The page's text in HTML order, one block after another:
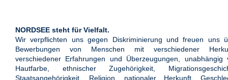
NORDSEE steht für Vielfalt.
Wir verpflichten uns gegen Diskriminierung und freuen uns
Bewerbungen von Menschen mit verschiedener
verschiedener Erfahrungen und Überzeugungen, unabhängig
Hautfarbe, ethnischer Zugehörigkeit,
Staatsangehörigkeit, Religion, nationaler Herkunft,